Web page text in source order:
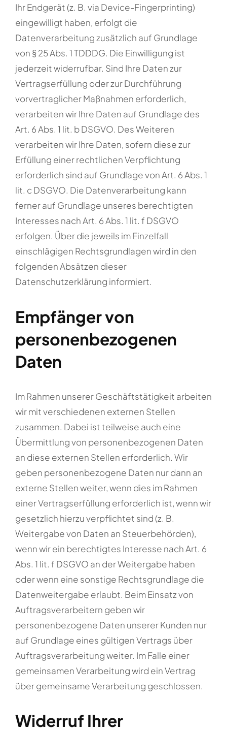
Ihr Endgerät (z. B. via Device-Fingerprinting)
eingewilligt haben, erfolgt die
Datenverarbeitung zusätzlich auf Grundlage
von § 25 Abs. 1 TDDDG. Die Einwilligung ist
jederzeit widerrufbar. Sind Ihre Daten zur
Vertragserfüllung oder zur Durchführung
vorvertraglicher Maßnahmen erforderlich,
verarbeiten wir Ihre Daten auf Grundlage des
Art. 6 Abs. 1 lit. b DSGVO. Des Weiteren
verarbeiten wir Ihre Daten, sofern diese zur
Erfüllung einer rechtlichen Verpflichtung
erforderlich sind auf Grundlage von Art. 6 Abs. 1
lit. c DSGVO. Die Datenverarbeitung kann
ferner auf Grundlage unseres berechtigten
Interesses nach Art. 6 Abs. 1 lit. f DSGVO
erfolgen. Über die jeweils im Einzelfall
einschlägigen Rechtsgrundlagen wird in den
folgenden Absätzen dieser
Datenschutzerklärung informiert.
Empfänger von
personenbezogenen
Daten
Im Rahmen unserer Geschäftstätigkeit arbeiten
wir mit verschiedenen externen Stellen
zusammen. Dabei ist teilweise auch eine
Übermittlung von personenbezogenen Daten
an diese externen Stellen erforderlich. Wir
geben personenbezogene Daten nur dann an
externe Stellen weiter, wenn dies im Rahmen
einer Vertragserfüllung erforderlich ist, wenn wir
gesetzlich hierzu verpflichtet sind (z. B.
Weitergabe von Daten an Steuerbehörden),
wenn wir ein berechtigtes Interesse nach Art. 6
Abs. 1 lit. f DSGVO an der Weitergabe haben
oder wenn eine sonstige Rechtsgrundlage die
Datenweitergabe erlaubt. Beim Einsatz von
Auftragsverarbeitern geben wir
personenbezogene Daten unserer Kunden nur
auf Grundlage eines gültigen Vertrags über
Auftragsverarbeitung weiter. Im Falle einer
gemeinsamen Verarbeitung wird ein Vertrag
über gemeinsame Verarbeitung geschlossen.
Widerruf Ihrer